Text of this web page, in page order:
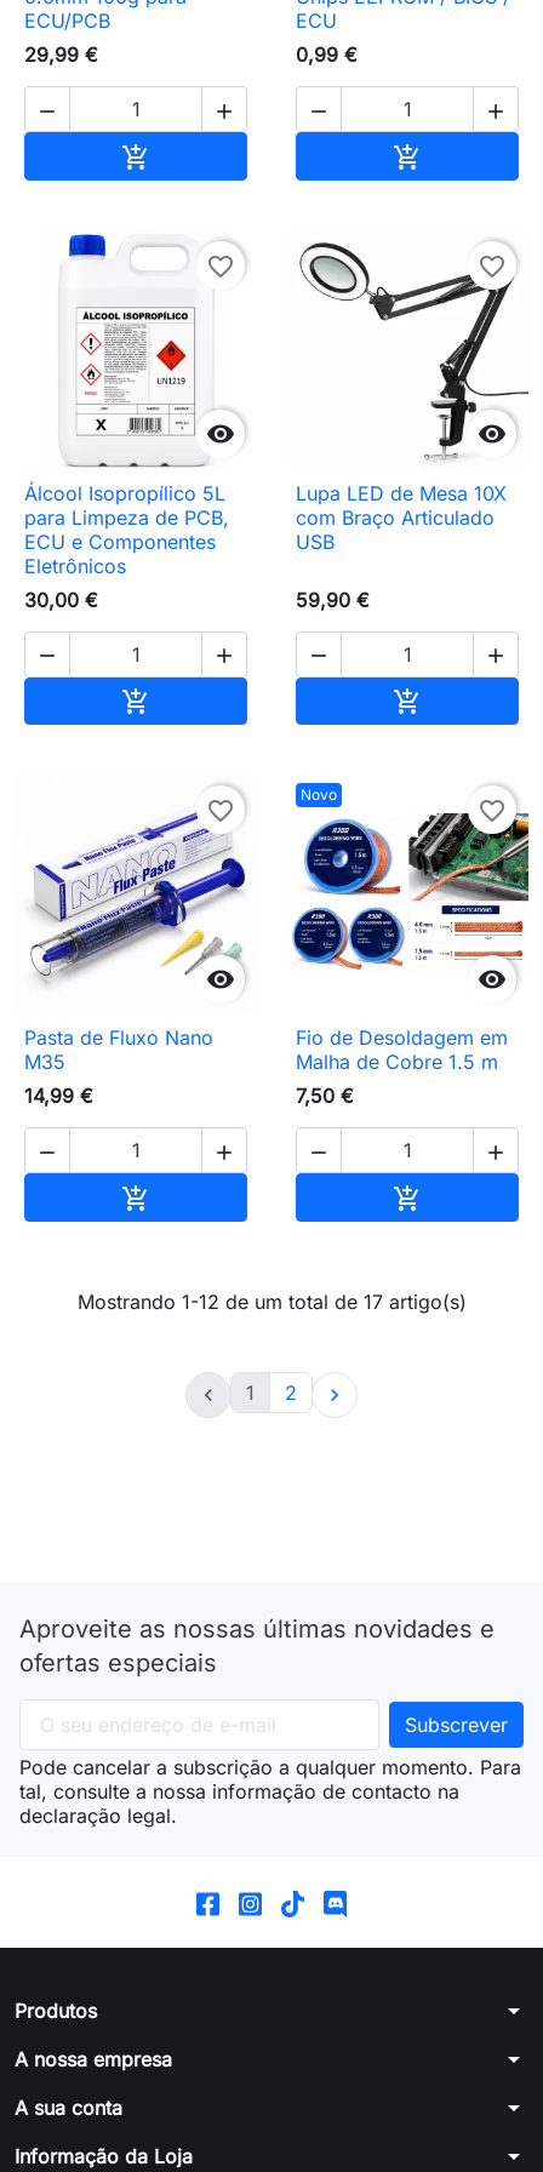
ECU/PCB
29,99 €
 

ECU
0,99 €
 


favorite_border
Álcool Isopropílico 5L
para Limpeza de PCB,
ECU e Componentes
Eletrônicos
30,00 €
 


favorite_border
Lupa LED de Mesa 10X
com Braço Articulado
USB
59,90 €
 


favorite_border
Pasta de Fluxo Nano
M35
14,99 €
 

Novo

favorite_border
Fio de Desoldagem em
Malha de Cobre 1.5 m
7,50 €
 

Mostrando 1-12 de um total de 17 artigo(s)
 1 2 
Aproveite as nossas últimas novidades e
ofertas especiais
Pode cancelar a subscrição a qualquer momento. Para
tal, consulte a nossa informação de contacto na
declaração legal.
Produtos arrow_drop_down
A nossa empresa arrow_drop_down
A sua conta arrow_drop_down
Informação da Loja arrow_drop_down